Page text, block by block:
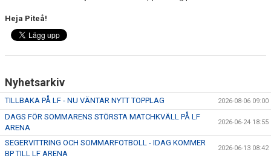
Heja Piteå!
Nyhetsarkiv
TILLBAKA PÅ LF - NU VÄNTAR NYTT TOPPLAG 2026-08-06 09:00
DAGS FÖR SOMMARENS STÖRSTA MATCHKVÄLL PÅ LF
ARENA
2026-06-24 18:55
SEGERVITTRING OCH SOMMARFOTBOLL - IDAG KOMMER
BP TILL LF ARENA
2026-06-13 08:42